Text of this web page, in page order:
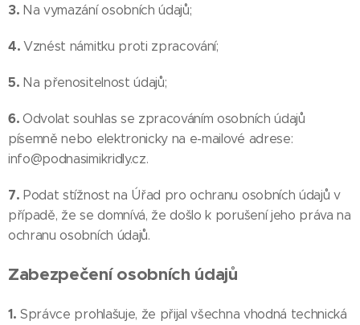
3. Na vymazání osobních údajů;
4.Vznést námitku proti zpracování;
5. Na přenositelnost údajů;
6.Odvolat souhlas se zpracováním osobních údajů
písemně nebo elektronicky na e-mailové adrese:
info@podnasimikridly.cz.
7. Podat stížnost na Úřad pro ochranu osobních údajů v
případě, že se domnívá, že došlo k porušení jeho práva na
ochranu osobních údajů.
Zabezpečení osobních údajů
1. Správce prohlašuje, že přijal všechna vhodná technická